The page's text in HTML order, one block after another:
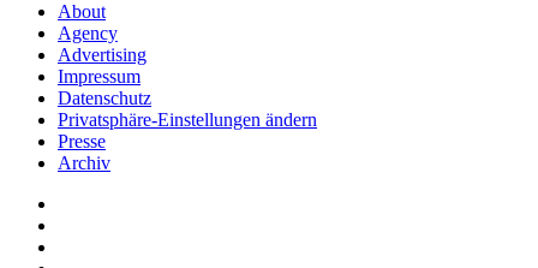
About
Agency
Advertising
Impressum
Datenschutz
Privatsphäre-Einstellungen ändern
Presse
Archiv